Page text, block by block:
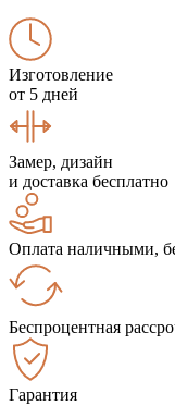
Изготовление
от 5 дней
Замер, дизайн
и доставка бесплатно
Оплата наличными,
Беспроцентная
Гарантия